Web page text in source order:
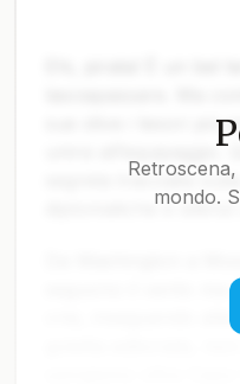
sue stive i tesori più
unirsi
segreta tracciata
diplomatiche e
seguono il vento ma
crisi, inseguendo
goletta editoriale,
mondo.